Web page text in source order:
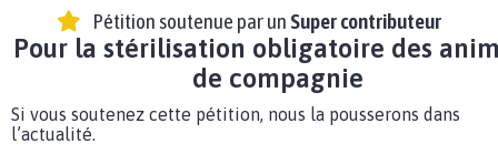
Pétition soutenue par un Super contributeur
Pour la stérilisation obligatoire des
de compagnie
Si vous soutenez cette pétition, nous la pousserons dans
l’actualité.